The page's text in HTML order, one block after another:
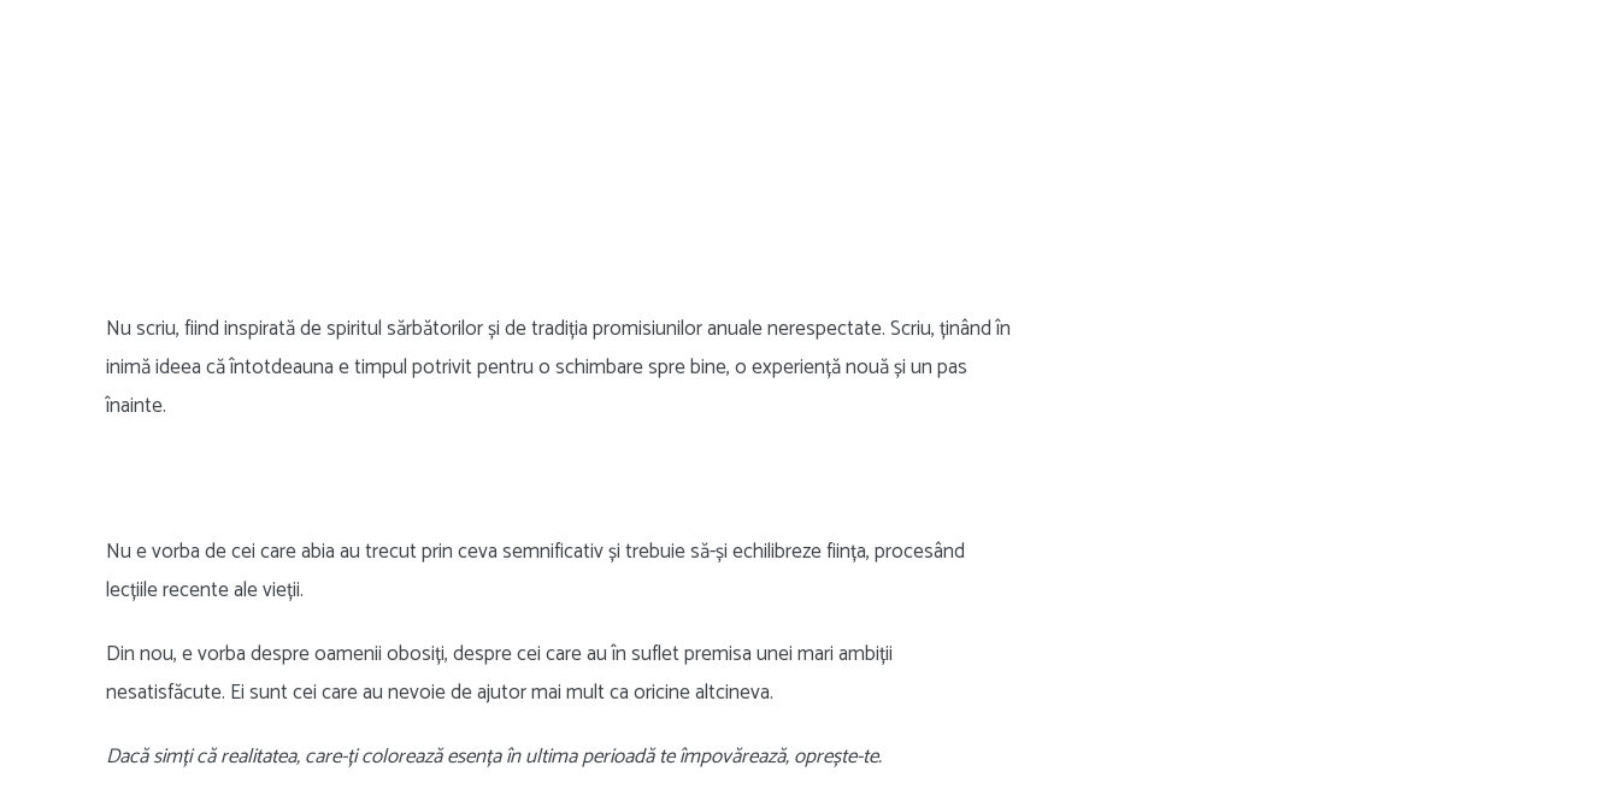
Nu scriu, fiind inspirată de spiritul sărbătorilor și de tradiția promisiunilor anuale nerespectate. Scriu, ținând în
inimă ideea că întotdeauna e timpul potrivit pentru o schimbare spre bine, o experiență nouă și un pas
înainte.
Nu e vorba de cei care abia au trecut prin ceva semnificativ și trebuie să-și echilibreze ființa, procesând
lecțiile recente ale vieții.
Din nou, e vorba despre oamenii obosiți, despre cei care au în suflet premisa unei mari ambiții
nesatisfăcute. Ei sunt cei care au nevoie de ajutor mai mult ca oricine altcineva.
Dacă simți că realitatea, care-ți colorează esența în ultima perioadă te împovărează, oprește-te.